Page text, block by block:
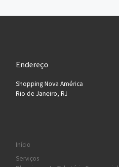
Endereço
Shopping Nova América
Rio de Janeiro, RJ
Início
Serviços